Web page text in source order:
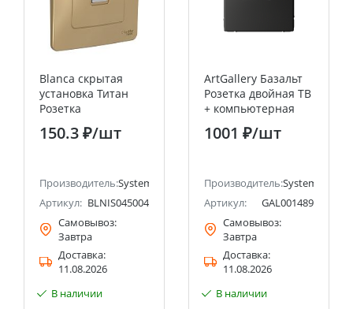
(ранее Schneider Electric)
Blanca скрытая
установка Титан
Розетка
компьютерная RJ45
Systeme Electric
150.3 ₽/шт
Производитель:Systeme Electric (ранее Schneider Electric)
Артикул: BLNIS045004
Самовывоз:
Завтра
Доставка:
11.08.2026
В наличии
ArtGallery Базальт
Розетка двойная ТВ
+ компьютерная
RJ45, кат. 5Е
Systeme Electric
1001 ₽/шт
Производитель:Systeme
Артикул:
GAL001489
Самовывоз:
Завтра
Доставка:
11.08.2026
В наличии